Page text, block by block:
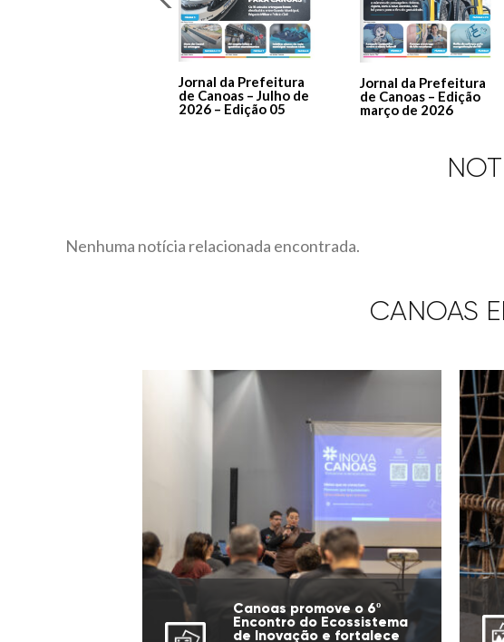
Jornal da Prefeitura
de Canoas – Julho de
2026 – Edição 05
Jornal da Prefeitura
de Canoas – Edição
março de 2026
Nenhuma notícia relacionada encontrada.
CANOAS
Canoas promove o 6º
Encontro do Ecossistema
de Inovação e fortalece